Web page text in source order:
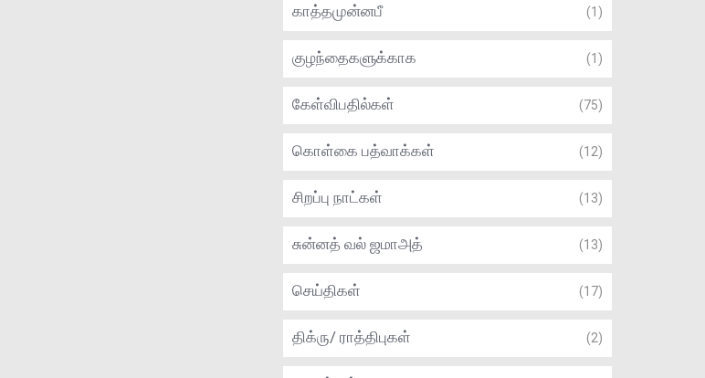
காத்தமுன்னபீ (1)
குழந்தைகளுக்காக (1)
கேள்விபதில்கள் (75)
கொள்கை பத்வாக்கள் (12)
சிறப்பு நாட்கள் (13)
சுன்னத் வல் ஜமாஅத் (13)
செய்திகள் (17)
திக்ரு/ ராத்திபுகள் (2)